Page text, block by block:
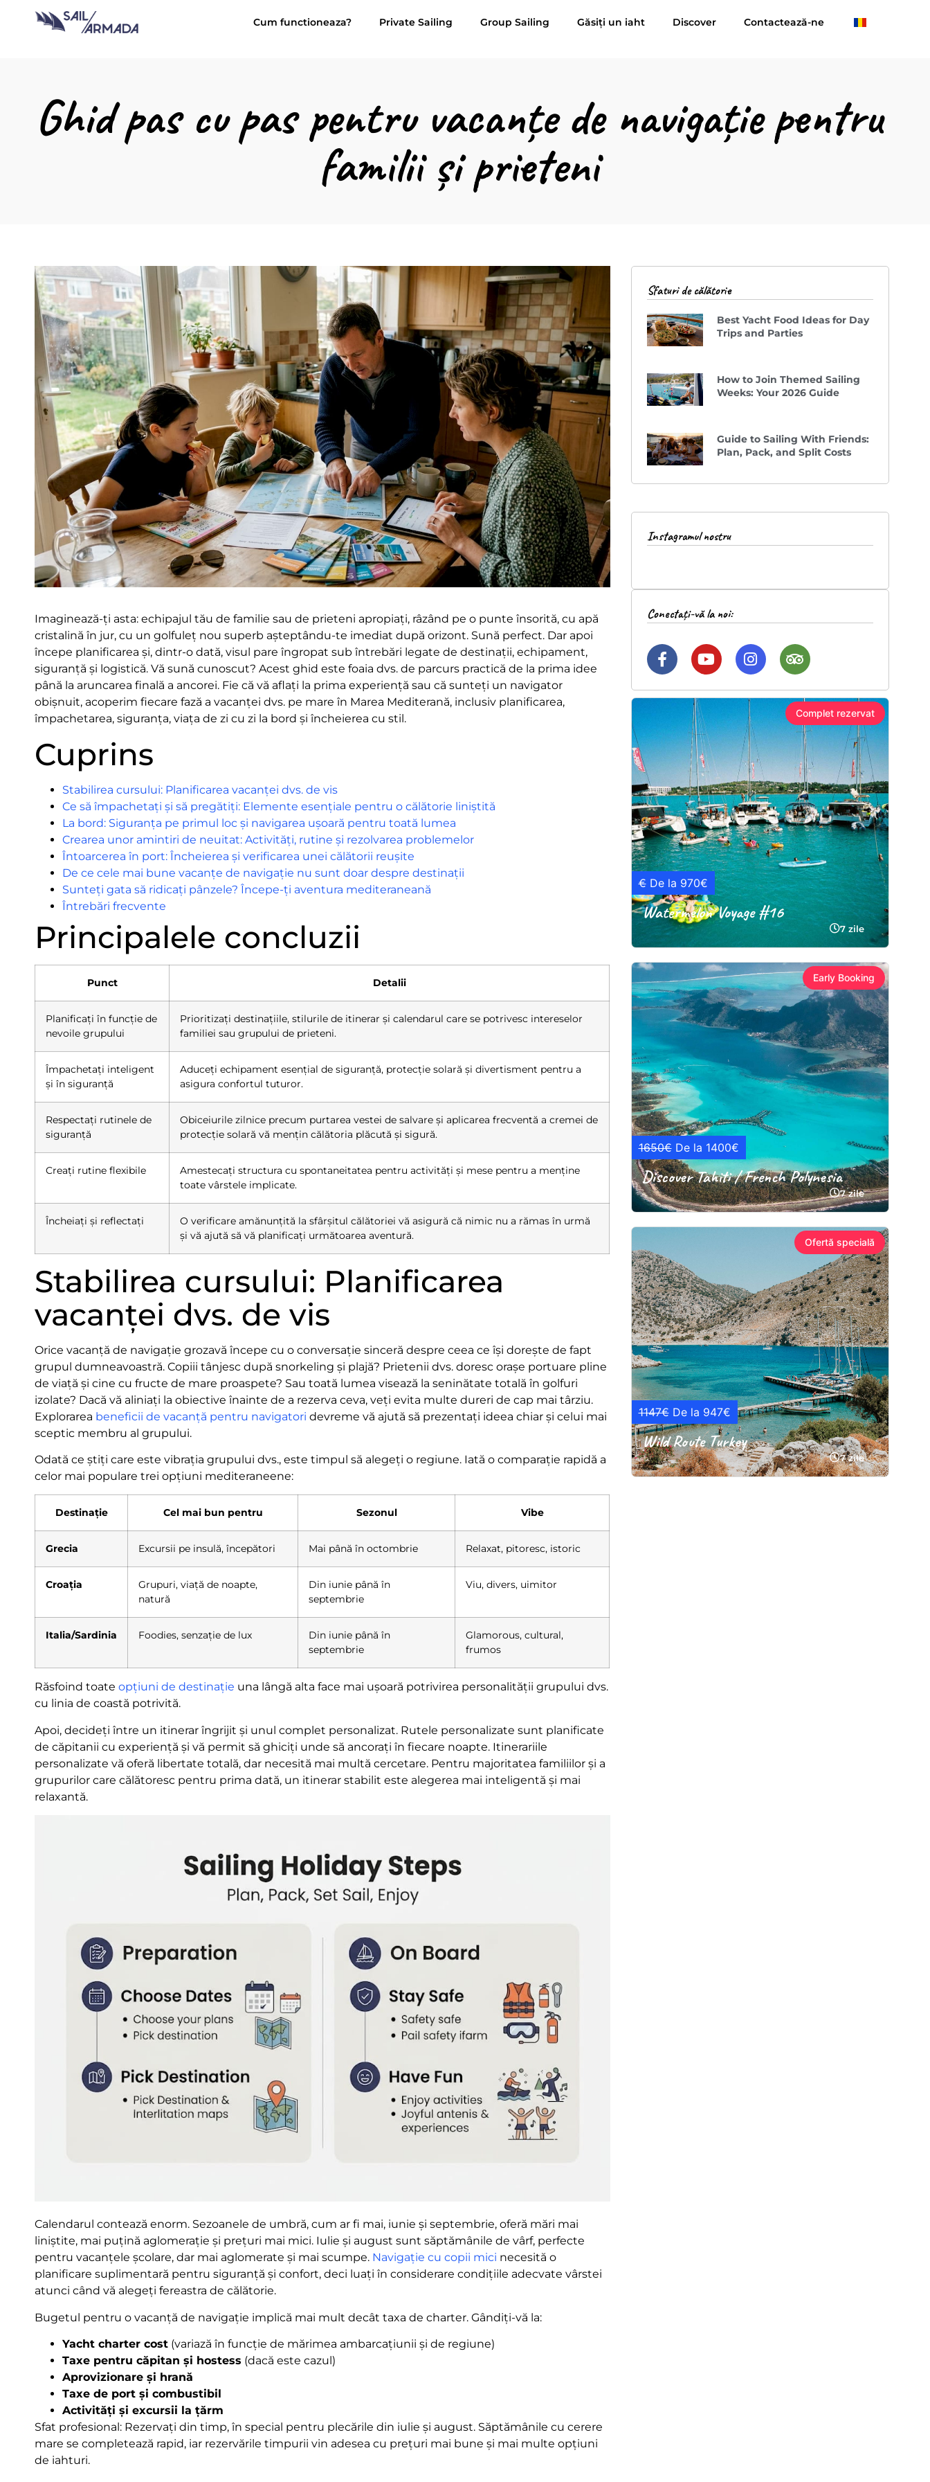
Cum functioneaza? Private Sailing Group Sailing Găsiți un iaht Discover Contactează-ne
Ghid pas cu pas pentru vacanțe de navigație pentru
familii și prieteni
Imaginează-ți asta: echipajul tău de familie sau de prieteni apropiați, râzând pe o punte însorită, cu apă
cristalină în jur, cu un golfuleț nou superb așteptându-te imediat după orizont. Sună perfect. Dar apoi
începe planificarea și, dintr-o dată, visul pare îngropat sub întrebări legate de destinații, echipament,
siguranță și logistică. Vă sună cunoscut? Acest ghid este foaia dvs. de parcurs practică de la prima idee
până la aruncarea finală a ancorei. Fie că vă aflați la prima experiență sau că sunteți un navigator
obișnuit, acoperim fiecare fază a vacanței dvs. pe mare în Marea Mediterană, inclusiv planificarea,
împachetarea, siguranța, viața de zi cu zi la bord și încheierea cu stil.
Cuprins
Stabilirea cursului: Planificarea vacanței dvs. de vis
Ce să împachetați și să pregătiți: Elemente esențiale pentru o călătorie liniștită
La bord: Siguranța pe primul loc și navigarea ușoară pentru toată lumea
Crearea unor amintiri de neuitat: Activități, rutine și rezolvarea problemelor
Întoarcerea în port: Încheierea și verificarea unei călătorii reușite
De ce cele mai bune vacanțe de navigație nu sunt doar despre destinații
Sunteți gata să ridicați pânzele? Începe-ți aventura mediteraneană
Întrebări frecvente
Principalele concluzii
Punct Detalii
Planificați în funcție de
nevoile grupului
Prioritizați destinațiile, stilurile de itinerar și calendarul care se potrivesc intereselor
familiei sau grupului de prieteni.
Împachetați inteligent
și în siguranță
Aduceți echipament esențial de siguranță, protecție solară și divertisment pentru a
asigura confortul tuturor.
Respectați rutinele de
siguranță
Obiceiurile zilnice precum purtarea vestei de salvare și aplicarea frecventă a cremei de
protecție solară vă mențin călătoria plăcută și sigură.
Creați rutine flexibile
Amestecați structura cu spontaneitatea pentru activități și mese pentru a menține
toate vârstele implicate.
Încheiați și reflectați
O verificare amănunțită la sfârșitul călătoriei vă asigură că nimic nu a rămas în urmă
și vă ajută să vă planificați următoarea aventură.
Stabilirea cursului: Planificarea
vacanței dvs. de vis
Orice vacanță de navigație grozavă începe cu o conversație sinceră despre ceea ce își dorește de fapt
grupul dumneavoastră. Copiii tânjesc după snorkeling și plajă? Prietenii dvs. doresc orașe portuare pline
de viață și cine cu fructe de mare proaspete? Sau toată lumea visează la seninătate totală în golfuri
izolate? Dacă vă aliniați la obiective înainte de a rezerva ceva, veți evita multe dureri de cap mai târziu.
Explorarea beneficii de vacanță pentru navigatori devreme vă ajută să prezentați ideea chiar și celui mai
sceptic membru al grupului.
Odată ce știți care este vibrația grupului dvs., este timpul să alegeți o regiune. Iată o comparație rapidă a
celor mai populare trei opțiuni mediteraneene:
Destinație Cel mai bun pentru Sezonul Vibe
Grecia Excursii pe insulă, începători Mai până în octombrie Relaxat, pitoresc, istoric
Croația
Grupuri, viață de noapte,
natură
Din iunie până în
septembrie
Viu, divers, uimitor
Italia/Sardinia Foodies, senzație de lux
Din iunie până în
septembrie
Glamorous, cultural,
frumos
Răsfoind toate opțiuni de destinație una lângă alta face mai ușoară potrivirea personalității grupului dvs.
cu linia de coastă potrivită.
Apoi, decideți între un itinerar îngrijit și unul complet personalizat. Rutele personalizate sunt planificate
de căpitanii cu experiență și vă permit să ghiciți unde să ancorați în fiecare noapte. Itinerariile
personalizate vă oferă libertate totală, dar necesită mai multă cercetare. Pentru majoritatea familiilor și a
grupurilor care călătoresc pentru prima dată, un itinerar stabilit este alegerea mai inteligentă și mai
relaxantă.
Calendarul contează enorm. Sezoanele de umbră, cum ar fi mai, iunie și septembrie, oferă mări mai
liniștite, mai puțină aglomerație și prețuri mai mici. Iulie și august sunt săptămânile de vârf, perfecte
pentru vacanțele școlare, dar mai aglomerate și mai scumpe. Navigație cu copii mici necesită o
planificare suplimentară pentru siguranță și confort, deci luați în considerare condițiile adecvate vârstei
atunci când vă alegeți fereastra de călătorie.
Bugetul pentru o vacanță de navigație implică mai mult decât taxa de charter. Gândiți-vă la:
Yacht charter cost (variază în funcție de mărimea ambarcațiunii și de regiune)
Taxe pentru căpitan și hostess (dacă este cazul)
Aprovizionare și hrană
Taxe de port și combustibil
Activități și excursii la țărm
Sfat profesional: Rezervați din timp, în special pentru plecările din iulie și august. Săptămânile cu cerere
mare se completează rapid, iar rezervările timpurii vin adesea cu prețuri mai bune și mai multe opțiuni
de iahturi.
Sfaturi de călătorie
Best Yacht Food Ideas for Day
Trips and Parties
How to Join Themed Sailing
Weeks: Your 2026 Guide
Guide to Sailing With Friends:
Plan, Pack, and Split Costs
Instagramul nostru
Conectați-vă la noi:
Complet rezervat
€De la 970€
Watermelon Voyage #16
7 zile
Early Booking
1650€De la 1400€
Discover Tahiti / French Polynesia
7 zile
Ofertă specială
1147€De la 947€
Wild Route Turkey
7 zile